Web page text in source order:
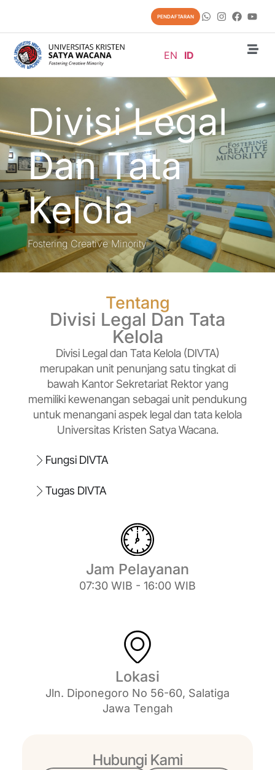
PENDAFTARAN
EN ID
Divisi Legal
Dan Tata
Kelola
Fostering Creative Minority
Tentang
Divisi Legal Dan Tata
Kelola
Divisi Legal dan Tata Kelola (DIVTA)
merupakan unit penunjang satu tingkat di
bawah Kantor Sekretariat Rektor yang
memiliki kewenangan sebagai unit pendukung
untuk menangani aspek legal dan tata kelola
Universitas Kristen Satya Wacana.
Fungsi DIVTA
Tugas DIVTA
Jam Pelayanan
07:30 WIB - 16:00 WIB
Lokasi
Jln. Diponegoro No 56-60, Salatiga
Jawa Tengah
Hubungi Kami